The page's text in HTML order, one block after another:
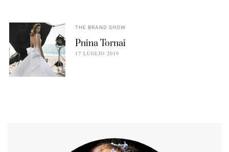
THE BRAND SHOW
Pnina Tornai
17 LUGLIO 2019